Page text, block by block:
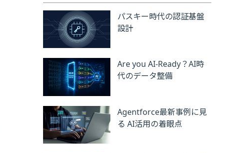
パスキー時代の認証基盤
設計
Are you AI-Ready？AI時
代のデータ整備
Agentforce最新事例に見
る AI活用の着眼点